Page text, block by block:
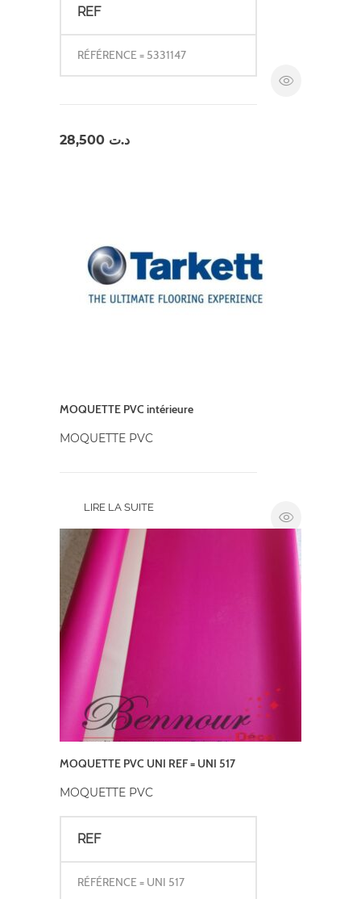
REF
RÉFÉRENCE = 5331147
د.ت
MOQUETTE PVC intérieure
MOQUETTE PVC
LIRE LA SUITE
MOQUETTE PVC UNI REF = UNI 517
MOQUETTE PVC
REF
RÉFÉRENCE = UNI 517